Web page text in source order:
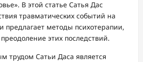
В этой статье Сатья Дас
травматических событий на
предлагает методы психотерапии,
этих последствий.
трудом Сатьи Даса является